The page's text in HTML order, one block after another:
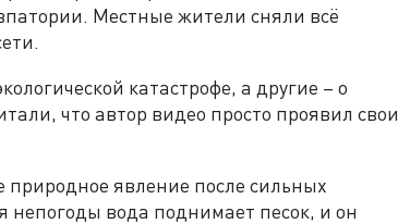
Местные жители сняли всё
катастрофе, а другие – о
что автор видео просто проявил свои
явление после сильных
непогоды вода поднимает песок, и он